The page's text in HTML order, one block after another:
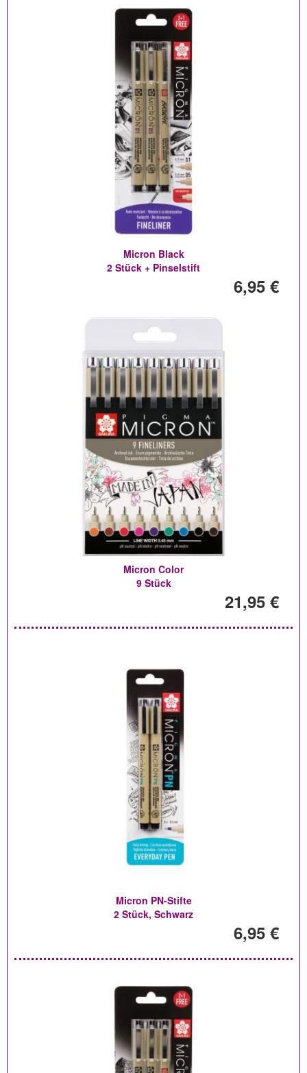
Micron Black
2 Stück + Pinselstift
6,95 €
Micron Color
9 Stück
21,95 €
Micron PN-Stifte
2 Stück, Schwarz
6,95 €